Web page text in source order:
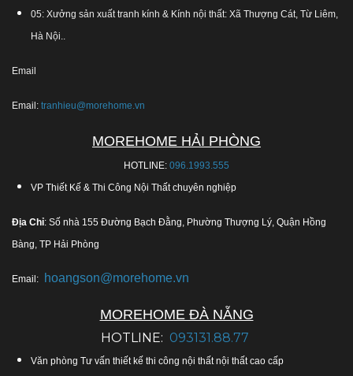
05: Xưởng sản xuất tranh kính & Kính nội thất: Xã Thượng Cát, Từ Liêm,
Hà Nội..
Email
Email: tranhieu@morehome.vn
MOREHOME HẢI PHÒNG
HOTLINE: 096.1993.555
VP Thiết Kế & Thi Công Nội Thất chuyên nghiệp
Địa Chỉ: Số nhà 155 Đường Bạch Đằng, Phường Thượng Lý, Quận Hồng
Bàng, TP Hải Phòng
Email: hoangson@morehome.vn
MOREHOME ĐÀ NẴNG
HOTLINE: 093131.88.77
Văn phòng Tư vấn thiết kế thi công nội thất nội thất cao cấp